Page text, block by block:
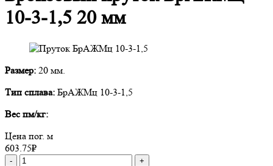
10-3-1,5 20 мм
Размер: 20 мм.
Тип сплава: БрАЖМц 10-3-1,5
Вес пм/кг:
Цена пог. м
603.75₽
- +